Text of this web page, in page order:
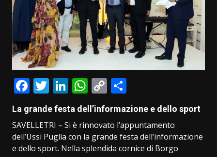
Facebook
Twitter
LinkedIn
WhatsApp
Copy
Link
La grande festa dell’informazione e dello sport
SAVELLETRI – Si è rinnovato l’appuntamento
dell’Ussi Puglia con la grande festa dell’informazione
e dello sport. Nella splendida cornice di Borgo